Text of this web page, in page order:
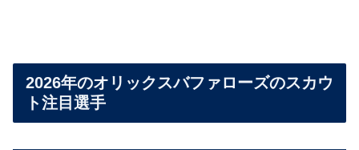
2026年のオリックスバファローズのスカウ
ト注目選手